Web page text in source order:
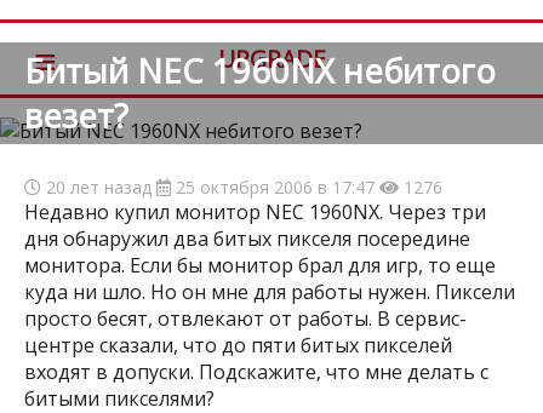
≡ UPGRADE
Битый NEC 1960NX небитого
везет?
20 лет назад 25 октября 2006 в 17:47 1276
Недавно купил монитор NEC 1960NX. Через три
дня обнаружил два битых пикселя посередине
монитора. Если бы монитор брал для игр, то еще
куда ни шло. Но он мне для работы нужен. Пиксели
просто бесят, отвлекают от работы. В сервис-
центре сказали, что до пяти битых пикселей
входят в допуски. Подскажите, что мне делать с
битыми пикселями?